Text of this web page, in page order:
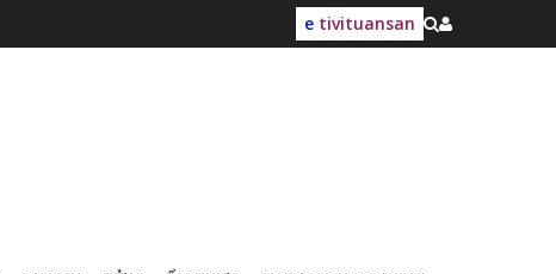
e tivituansan